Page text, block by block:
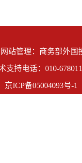
网站管理：商务部外国
支持电话：010-
京ICP备05004093号-1